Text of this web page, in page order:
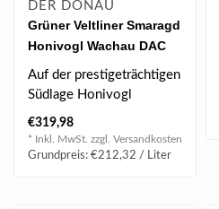
DER DONAU
Grüner Veltliner Smaragd
Honivogl Wachau DAC
2024 Magnum 1.5 l
Auf der prestigeträchtigen
Südlage Honivogl
wachsen die
berühmtesten Veltline..
€319,98
* Inkl. MwSt. zzgl. Versandkosten
Grundpreis: €212,32 / Liter